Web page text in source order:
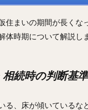
住まいの期間が長くな
時期について解説し
続時の判断基準
る、床が傾いている